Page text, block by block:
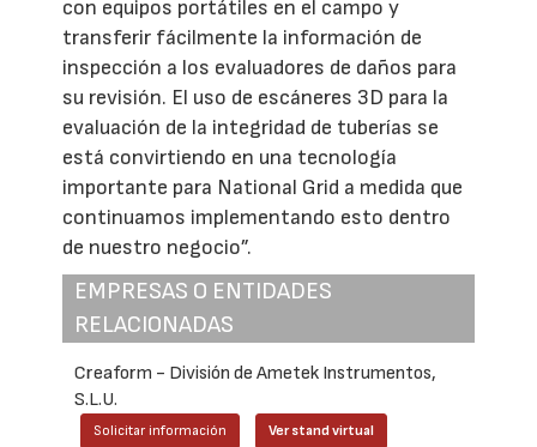
con equipos portátiles en el campo y
transferir fácilmente la información de
inspección a los evaluadores de daños para
su revisión. El uso de escáneres 3D para la
evaluación de la integridad de tuberías se
está convirtiendo en una tecnología
importante para National Grid a medida que
continuamos implementando esto dentro
de nuestro negocio”.
EMPRESAS O ENTIDADES
RELACIONADAS
Creaform - División de Ametek Instrumentos,
S.L.U.
Solicitar información Ver stand virtual